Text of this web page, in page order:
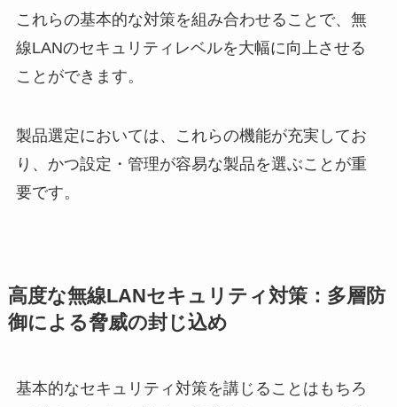
これらの基本的な対策を組み合わせることで、無
線LANのセキュリティレベルを大幅に向上させる
ことができます。
製品選定においては、これらの機能が充実してお
り、かつ設定・管理が容易な製品を選ぶことが重
要です。
高度な無線LANセキュリティ対策：多層防
御による脅威の封じ込め
基本的なセキュリティ対策を講じることはもちろ